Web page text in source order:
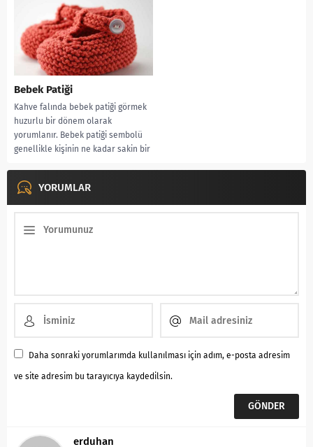
Bebek Patiği
Kahve falında bebek patiği görmek
huzurlu bir dönem olarak
yorumlanır. Bebek patiği sembolü
genellikle kişinin ne kadar sakin bir
YORUMLAR
Daha sonraki yorumlarımda kullanılması için adım, e-posta adresim
ve site adresim bu tarayıcıya kaydedilsin.
erduhan